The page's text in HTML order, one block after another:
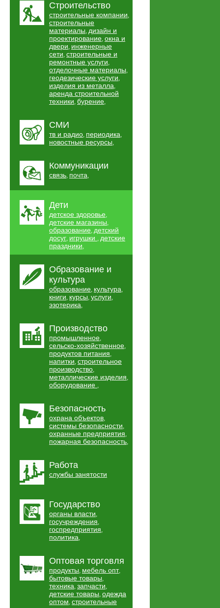
Строительство
строительные компании,
строительные
материалы, дизайн и
проектирование, окна и
двери, инженерные
сети, строительные и
ремонтные услуги,
отделочные материалы,
геодезические услуги,
изделия из металла,
аренда строительной
техники, бурение,
СМИ
тв и радио, периодика,
новостные ресурсы,
Коммуникации
связь, почта,
Дети
детское здоровье,
детские магазины,
образование, детский
досуг, игрушки , детские
праздники,
Образование и
культура
образование, культура,
книги, курсы, услуги,
эзотерика,
Производство
промышленное,
сельско-хозяйственное,
продуктов питания,
напитки, строительное
производство,
металлические изделия,
оборудование ,
Безопасность
охрана объектов,
системы безопасности,
охранные предприятия,
пожарная безопасность,
Работа
службы занятости
Государство
органы власти,
госучреждения,
госпредприятия,
политика,
Оптовая торговля
продукты, мебель опт,
бытовые товары,
техника, запчасти,
детские товары, одежда
оптом, строительные